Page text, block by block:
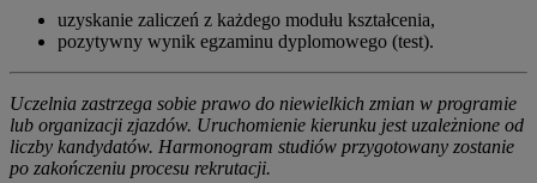
uzyskanie zaliczeń z każdego modułu kształcenia,
pozytywny wynik egzaminu dyplomowego (test).
Uczelnia zastrzega sobie prawo do niewielkich zmian w programie
lub organizacji zjazdów. Uruchomienie kierunku jest uzależnione od
liczby kandydatów. Harmonogram studiów przygotowany zostanie
po zakończeniu procesu rekrutacji.